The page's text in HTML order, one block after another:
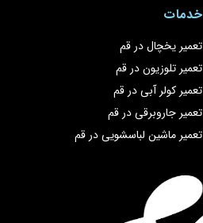
خدمات
تعمیر یخچال در قم
تعمیر تلوزیون در قم
تعمیر کولر آبی در قم
تعمیر جاروبرقی در قم
تعمیر ماشین لباسشویی در قم